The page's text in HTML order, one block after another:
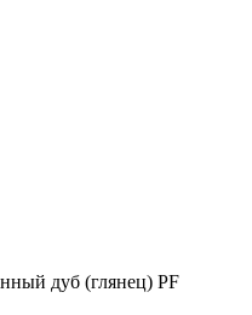
дуб (глянец) PF